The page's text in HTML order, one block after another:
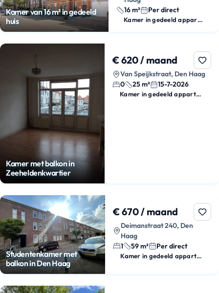
Kamer van 16 m² in gedeeld
huis
16 m²
Per direct
Kamer in gedeeld appartement
Kamer met balkon in
Zeeheldenkwartier
€ 620 / maand
Van Speijkstraat, Den Haag
0
25 m² 15-7-2026
Kamer in gedeeld appartement
Studentenkamer met
balkon in Den Haag
€ 670 / maand
Deimanstraat 240, Den
Haag
1
59 m² Per direct
Kamer in gedeeld appartement